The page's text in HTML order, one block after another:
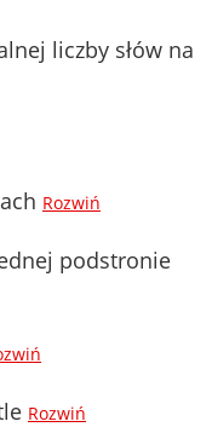
liczby słów na
Rozwiń
podstronie
Rozwiń